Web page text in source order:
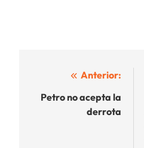
Navegación
de
entradas
Anterior:
Petro no acepta la
derrota